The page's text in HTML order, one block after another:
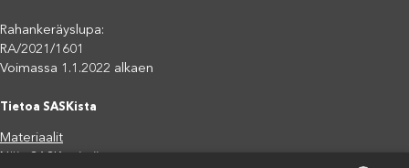
Rahankeräyslupa:
RA/2021/1601
Voimassa 1.1.2022 alkaen
Tietoa SASKista
Materiaalit
Näin SASK toimii